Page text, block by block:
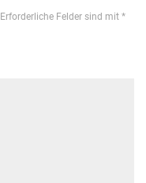
Erforderliche Felder sind mit *